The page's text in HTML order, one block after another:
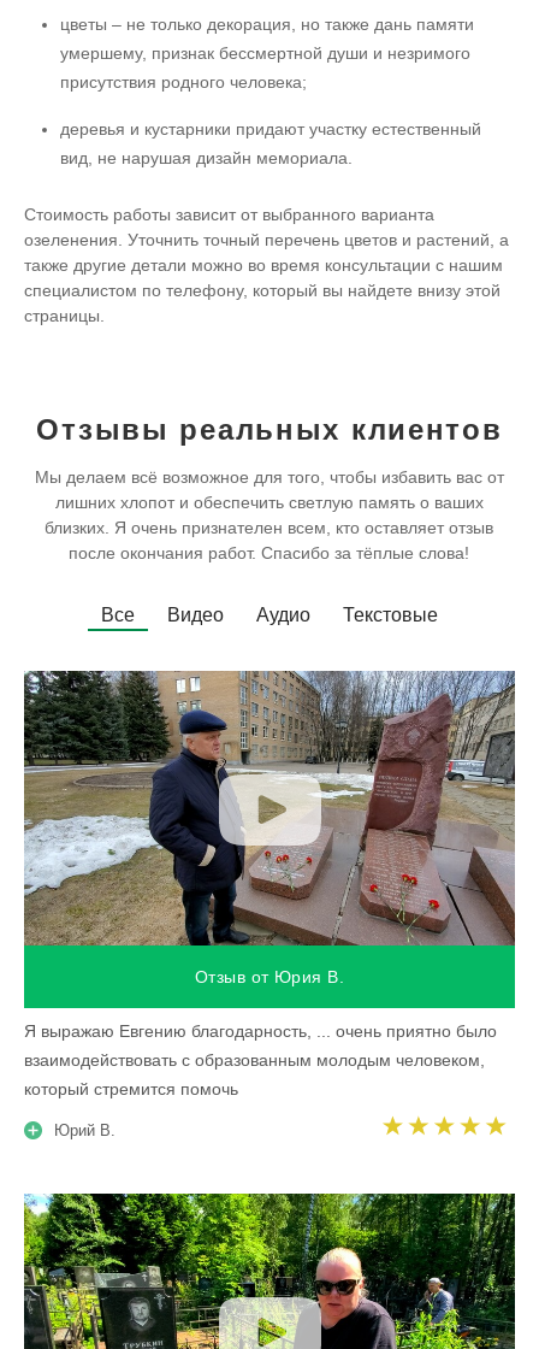
цветы – не только декорация, но также дань памяти
умершему, признак бессмертной души и незримого
присутствия родного человека;
деревья и кустарники придают участку естественный
вид, не нарушая дизайн мемориала.
Стоимость работы зависит от выбранного варианта
озеленения. Уточнить точный перечень цветов и растений, а
также другие детали можно во время консультации с нашим
специалистом по телефону, который вы найдете внизу этой
страницы.
Отзывы реальных клиентов
Мы делаем всё возможное для того, чтобы избавить вас от
лишних хлопот и обеспечить светлую память о ваших
близких. Я очень признателен всем, кто оставляет отзыв
после окончания работ. Спасибо за тёплые слова!
Все Видео Аудио Текстовые
Отзыв от Юрия В.
Я выражаю Евгению благодарность, ... очень приятно было
взаимодействовать с образованным молодым человеком,
который стремится помочь
Юрий В.